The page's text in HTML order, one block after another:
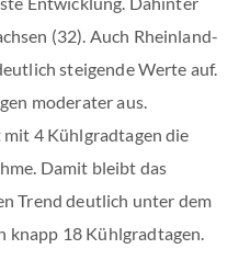
(32). Auch Rheinland-
steigende Werte auf.
moderater aus.
4 Kühlgradtagen die
Damit bleibt das
Trend deutlich unter dem
knapp 18 Kühlgradtagen.